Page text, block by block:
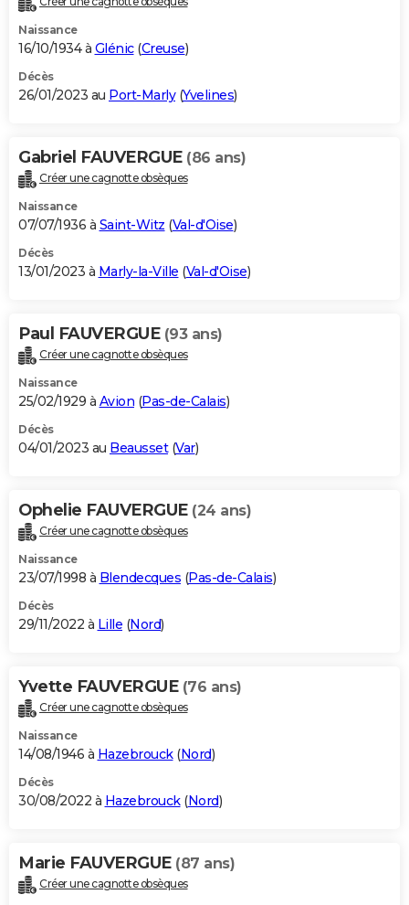
Naissance
16/10/1934 à Glénic(Creuse)
Décès
26/01/2023 au Port-Marly(Yvelines)
Gabriel FAUVERGUE (86 ans)
Créer une cagnotte obsèques
Naissance
07/07/1936 à Saint-Witz (Val-d'Oise)
Décès
13/01/2023 à Marly-la-Ville (Val-d'Oise)
Paul FAUVERGUE (93 ans)
Créer une cagnotte obsèques
Naissance
25/02/1929 à Avion (Pas-de-Calais)
Décès
04/01/2023 au Beausset(Var)
Ophelie FAUVERGUE (24 ans)
Créer une cagnotte obsèques
Naissance
23/07/1998 à Blendecques (Pas-de-Calais)
Décès
29/11/2022 à Lille (Nord)
Yvette FAUVERGUE (76 ans)
Créer une cagnotte obsèques
Naissance
14/08/1946 à Hazebrouck(Nord)
Décès
30/08/2022 à Hazebrouck(Nord)
Marie FAUVERGUE (87 ans)
Créer une cagnotte obsèques